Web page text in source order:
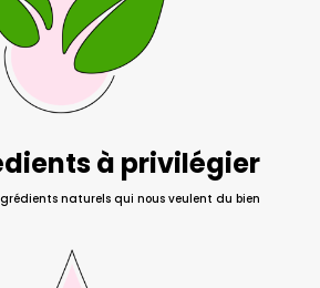
à privilégier
naturels qui nous veulent du bien